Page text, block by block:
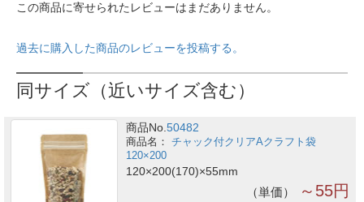
この商品に寄せられたレビューはまだありません。
過去に購入した商品のレビューを投稿する。
同サイズ（近いサイズ含む）
商品No.50482
チャック付クリアAクラフト袋
120×200
120×200(170)×55mm
単価 ～55円